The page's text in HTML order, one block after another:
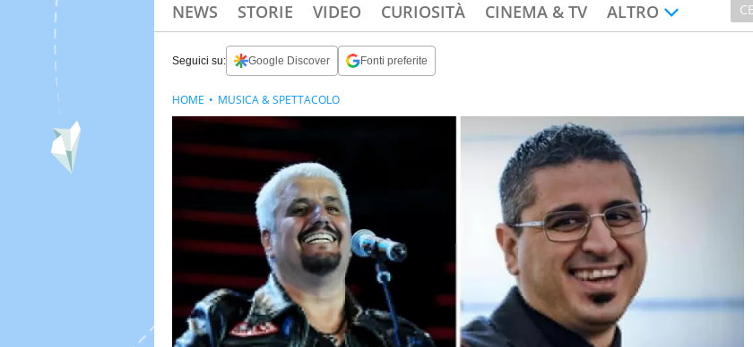
NEWS STORIE VIDEO CURIOSITÀ CINEMA & TV ALTRO
Seguici su: Google Discover Fonti preferite
HOME MUSICA & SPETTACOLO